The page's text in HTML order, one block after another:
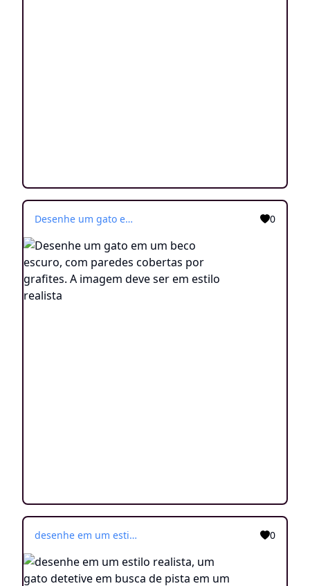
Desenhe um gato em um beco escuro, com paredes cobertas por grafites. A imagem deve ser em estilo realista 0
desenhe em um estilo realista, um gato detetive em busca de pista em um beco 0